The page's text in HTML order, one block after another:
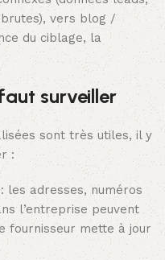
vers blog /
du ciblage, la
surveiller
sont très utiles, il y
:
: les adresses, numéros
l’entreprise peuvent
fournisseur mette à jour